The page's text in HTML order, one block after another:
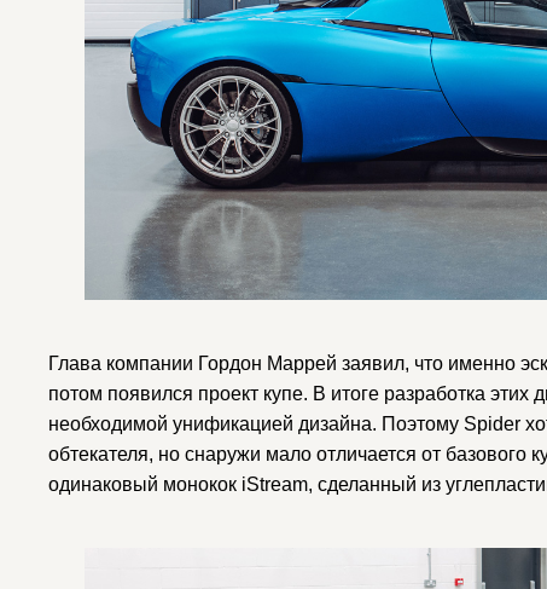
Глава компании Гордон Маррей заявил, что именно
потом появился проект купе. В итоге разработка
необходимой унификацией дизайна. Поэтому Spider
обтекателя, но снаружи мало отличается от базового
одинаковый монокок iStream, сделанный из